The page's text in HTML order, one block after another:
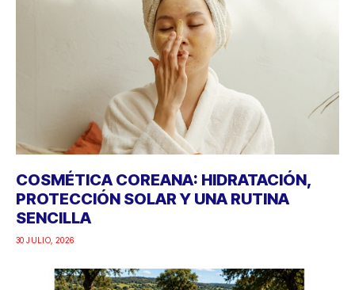
COSMÉTICA COREANA: HIDRATACIÓN,
PROTECCIÓN SOLAR Y UNA RUTINA
SENCILLA
30 JULIO, 2026